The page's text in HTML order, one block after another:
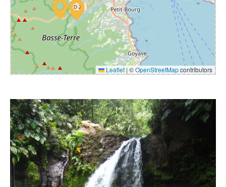
Leaflet | ©OpenStreetMapcontributors